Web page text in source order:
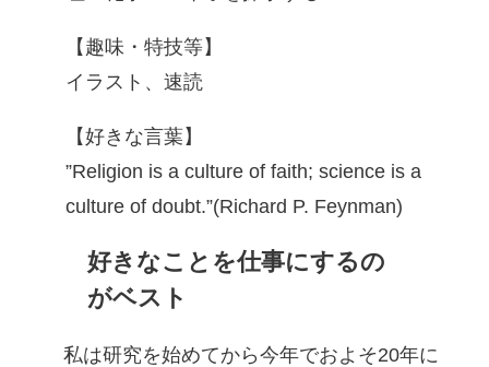
【趣味・特技等】
イラスト、速読
【好きな言葉】
”Religion is a culture of faith; science is a
culture of doubt.”(Richard P. Feynman)
好きなことを仕事にするの
がベスト
私は研究を始めてから今年でおよそ20年に